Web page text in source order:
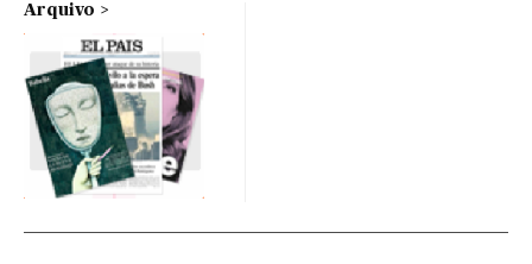
Arquivo